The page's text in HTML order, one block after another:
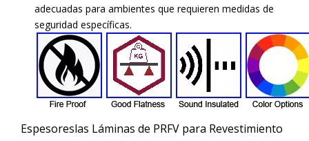
adecuadas para ambientes que requieren medidas de
seguridad específicas.
Espesoreslas Láminas de PRFV para Revestimiento